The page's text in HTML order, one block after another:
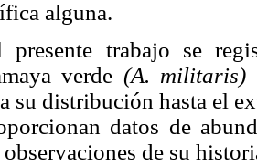
alguna.
presente trabajo se
verde (A. militaris)
su distribución hasta el
datos de
de su